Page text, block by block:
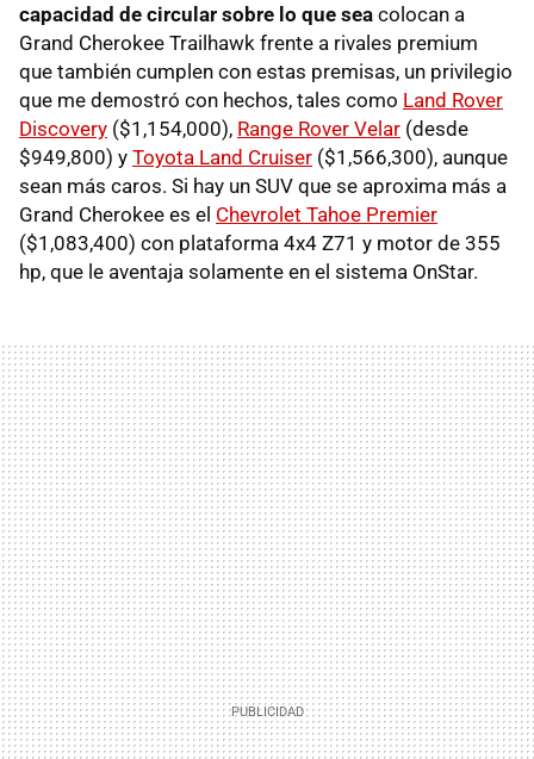
capacidad de circular sobre lo que sea colocan a
Grand Cherokee Trailhawk frente a rivales premium
que también cumplen con estas premisas, un privilegio
que me demostró con hechos, tales como Land Rover
Discovery ($1,154,000), Range Rover Velar (desde
$949,800) y Toyota Land Cruiser ($1,566,300), aunque
sean más caros. Si hay un SUV que se aproxima más a
Grand Cherokee es el Chevrolet Tahoe Premier
($1,083,400) con plataforma 4x4 Z71 y motor de 355
hp, que le aventaja solamente en el sistema OnStar.